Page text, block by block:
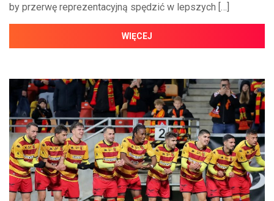
by przerwę reprezentacyjną spędzić w lepszych […]
WIĘCEJ